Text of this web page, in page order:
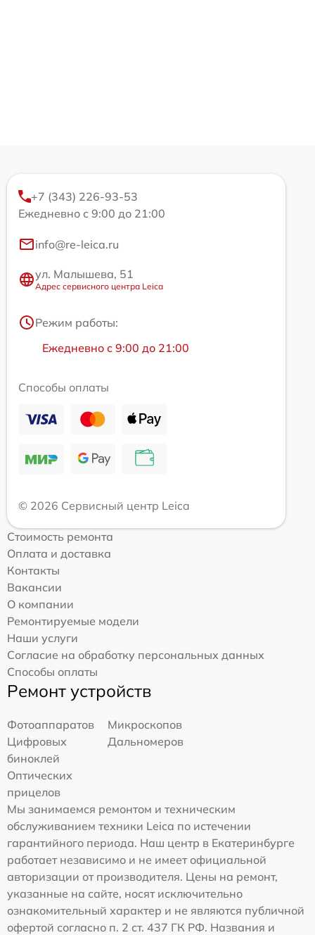
+7 (343) 226-93-53
Ежедневно с 9:00 до 21:00
info@re-leica.ru
ул. Малышева, 51
Адрес сервисного центра Leica
Режим работы:
Ежедневно с 9:00 до 21:00
Способы оплаты
© 2026 Сервисный центр Leica
Стоимость ремонта
Оплата и доставка
Контакты
Вакансии
О компании
Ремонтируемые модели
Наши услуги
Согласие на обработку персональных данных
Способы оплаты
Ремонт устройств
Фотоаппаратов
Микроскопов
Цифровых
биноклей
Дальномеров
Оптических
прицелов
Мы занимаемся ремонтом и техническим
обслуживанием техники Leica по истечении
гарантийного периода. Наш центр в Екатеринбурге
работает независимо и не имеет официальной
авторизации от производителя. Цены на ремонт,
указанные на сайте, носят исключительно
ознакомительный характер и не являются публичной
офертой согласно п. 2 ст. 437 ГК РФ. Названия и